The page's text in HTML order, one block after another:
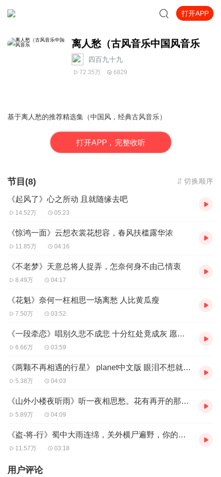
打开APP
离人愁（古风音乐中国风音乐
四百九十九
72.35万 6829
基于离人愁的推荐精选集（中国风，经典古风音乐）
打开APP，完整收听
节目(8) 切换顺序
《起风了》心之所动 且就随缘去吧
14.52万 05:23
《惊鸿一面》云想衣裳花想容，春风扶槛露华浓
11.85万 04:16
《不老梦》天意总将人捉弄，怎奈何身不由己情衷
8.49万 04:17
《花魁》奈何一枉相思一场离愁 人比黄瓜瘦
7.50万 03:52
《一段牵恋》唱别久悲不成悲 十分红处竟成灰 愿谁记得谁 最好的年岁
6.66万 03:59
《两颗不再相遇的行星》 planet中文版 眼泪不想就这样被看见
5.38万 04:03
《山外小楼夜听雨》听一夜相思愁。花有再开的那天，人有重逢的时候吗？
5.89万 04:09
《盗-将-行》蜀中大雨连绵，关外横尸遍野，你的爱像是一头恶犬，撞乱了我心弦
11.57万 03:18
用户评论